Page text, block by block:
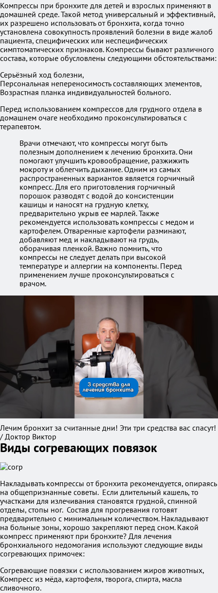
Компрессы при бронхите для детей и взрослых применяют в
домашней среде. Такой метод универсальный и эффективный,
их разрешено использовать от бронхита, когда точно
установлена совокупность проявлений болезни в виде жалоб
пациента, специфических или неспецифических
симптоматических признаков. Компрессы бывают различного
состава, которые обусловлены следующими обстоятельствами:
Серьёзный ход болезни,
Персональная непереносимость составляющих элементов,
Возрастная планка индивидуальностей больного.
Перед использованием компрессов для грудного отдела в
домашнем очаге необходимо проконсультироваться с
терапевтом.
Врачи отмечают, что компрессы могут быть
полезным дополнением к лечению бронхита. Они
помогают улучшить кровообращение, разжижить
мокроту и облегчить дыхание. Одним из самых
распространенных вариантов является горчичный
компресс. Для его приготовления горчичный
порошок разводят с водой до консистенции
кашицы и наносят на грудную клетку,
предварительно укрыв ее марлей. Также
рекомендуется использовать компрессы с медом и
картофелем. Отваренные картофели разминают,
добавляют мед и накладывают на грудь,
оборачивая пленкой. Важно помнить, что
компрессы не следует делать при высокой
температуре и аллергии на компоненты. Перед
применением лучше проконсультироваться с
врачом.
Лечим бронхит за считанные дни! Эти три средства вас спасут!
/ Доктор Виктор
Виды согревающих повязок
Накладывать компрессы от бронхита рекомендуется, опираясь
на общепризнанные советы. Если длительный кашель, то
участками для излечивания становятся грудной, спинной
отделы, стопы ног. Состав для прогревания готовят
предварительно с минимальным количеством. Накладывают
на больные зоны, хорошо закрепляют перед сном. Какой
компресс применяют при бронхите? Для лечения
бронхиального недомогания используют следующие виды
согревающих примочек:
Согревающие повязки с использованием жиров животных,
Компресс из мёда, картофеля, творога, спирта, масла
сливочного.